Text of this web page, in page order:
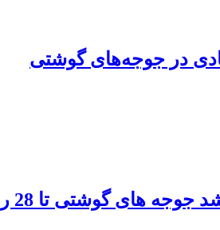
در جوجه‌های گوشتی
های گوشتی تا 28 روزگی